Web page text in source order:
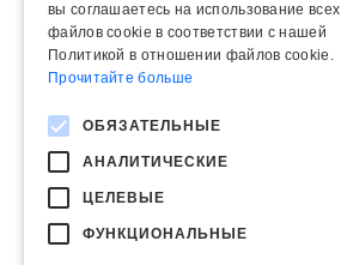
вы соглашаетесь на использование всех
файлов cookie в соответствии с нашей
Политикой в ​​отношении файлов cookie.
Прочитайте больше
ОБЯЗАТЕЛЬНЫЕ
АНАЛИТИЧЕСКИЕ
ЦЕЛЕВЫЕ
ФУНКЦИОНАЛЬНЫЕ